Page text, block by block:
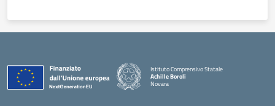
Istituto Comprensivo Statale
Achille Boroli
Novara